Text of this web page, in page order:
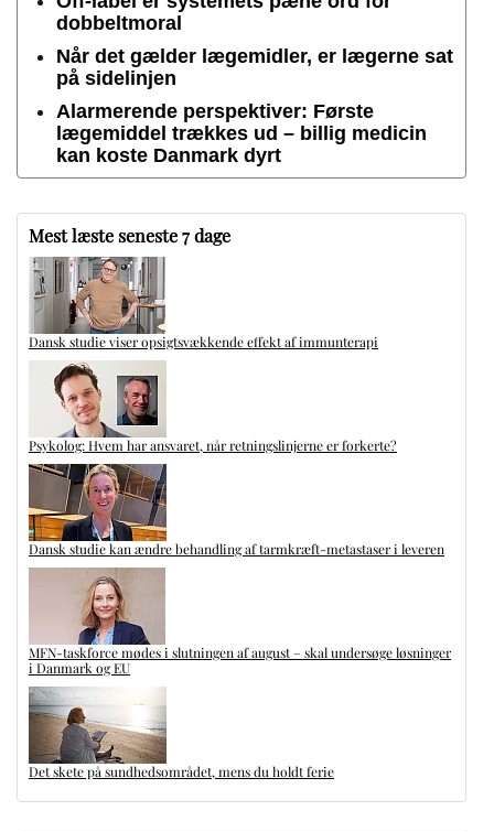
dobbeltmoral
Når det gælder lægemidler, er lægerne sat
på sidelinjen
Alarmerende perspektiver: Første
lægemiddel trækkes ud – billig medicin
kan koste Danmark dyrt
Mest læste seneste 7 dage
Dansk studie viser opsigtsvækkende effekt af immunterapi
Psykolog: Hvem har ansvaret, når retningslinjerne er forkerte?
Dansk studie kan ændre behandling af tarmkræft-metastaser i leveren
MFN-taskforce mødes i slutningen af august – skal undersøge løsninger
i Danmark og EU
Det skete på sundhedsområdet, mens du holdt ferie